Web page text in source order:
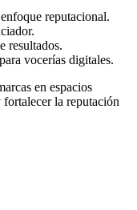
reputacional.
resultados.
vocerías digitales.
en espacios
la reputación